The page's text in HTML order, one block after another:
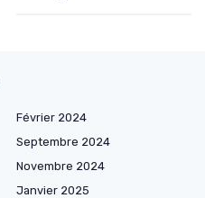
Février 2024
Septembre 2024
Novembre 2024
Janvier 2025